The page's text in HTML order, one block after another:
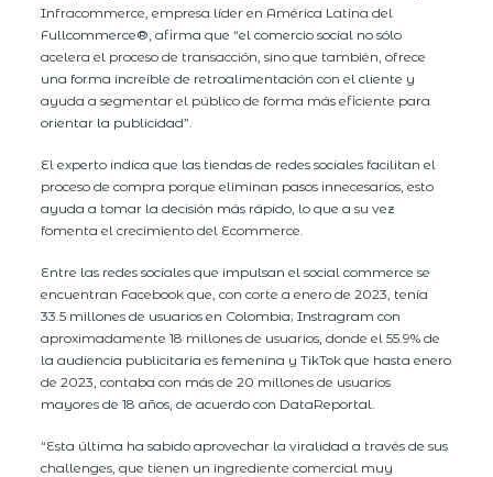
Infracommerce, empresa líder en América Latina del
Fullcommerce®, afirma que “el comercio social no sólo
acelera el proceso de transacción, sino que también, ofrece
una forma increíble de retroalimentación con el cliente y
ayuda a segmentar el público de forma más eficiente para
orientar la publicidad”.
El experto indica que las tiendas de redes sociales facilitan el
proceso de compra porque eliminan pasos innecesarios, esto
ayuda a tomar la decisión más rápido, lo que a su vez
fomenta el crecimiento del Ecommerce.
Entre las redes sociales que impulsan el social commerce se
encuentran Facebook que, con corte a enero de 2023, tenía
33.5 millones de usuarios en Colombia; Instragram con
aproximadamente 18 millones de usuarios, donde el 55.9% de
la audiencia publicitaria es femenina y TikTok que hasta enero
de 2023, contaba con más de 20 millones de usuarios
mayores de 18 años, de acuerdo con DataReportal.
“Esta última ha sabido aprovechar la viralidad a través de sus
challenges, que tienen un ingrediente comercial muy